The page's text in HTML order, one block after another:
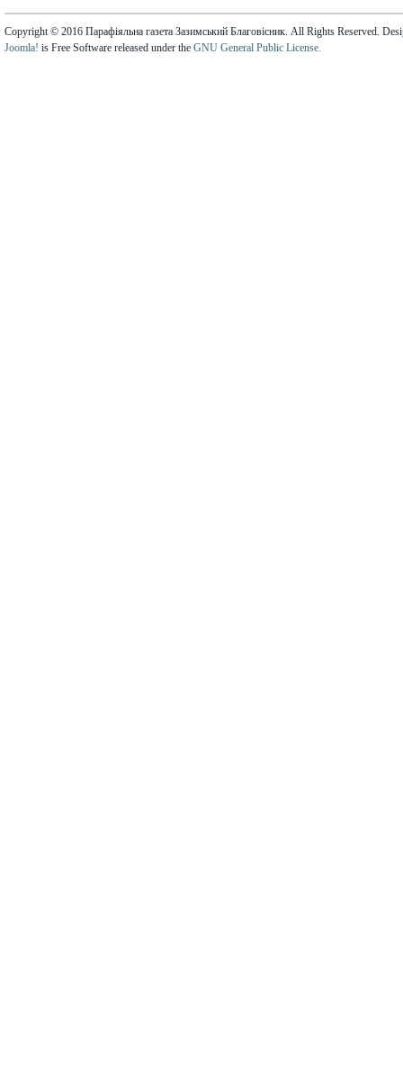
Copyright © 2016 Парафіяльна газета Зазимський Благовісник. All Rights Reserved.
Joomla! is Free Software released under the GNU General Public License.